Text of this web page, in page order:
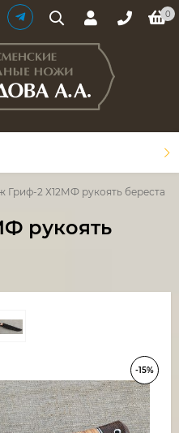
0
Гриф-2 Х12МФ рукоять береста
рукоять
-15%